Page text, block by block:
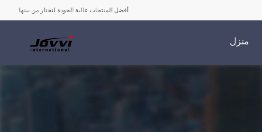
أفضل المنتجات عالية الجودة لتختار من بينها
منزل